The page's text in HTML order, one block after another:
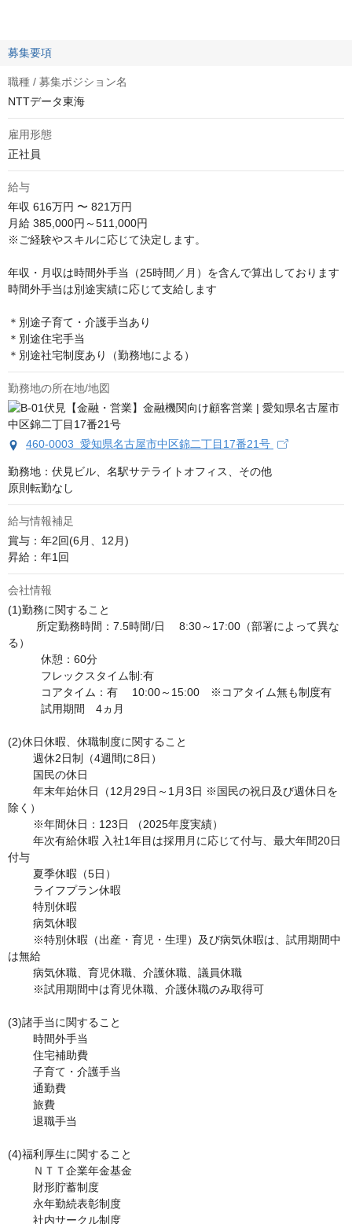
募集要項
職種 / 募集ポジション名
NTTデータ東海
雇用形態
正社員
給与
年収 616万円 〜 821万円
月給 385,000円～511,000円
※ご経験やスキルに応じて決定します。
年収・月収は時間外手当（25時間／月）を含んで算出しております
時間外手当は別途実績に応じて支給します
＊別途子育て・介護手当あり
＊別途住宅手当
＊別途社宅制度あり（勤務地による）
勤務地の所在地/地図
460-0003 愛知県名古屋市中区錦二丁目17番21号
勤務地：伏見ビル、名駅サテライトオフィス、その他
原則転勤なし
給与情報補足
賞与：年2回(6月、12月)
昇給：年1回
会社情報
(1)勤務に関すること
る）
休憩：60分
フレックスタイム制:有
コアタイム：有　 10:00～15:00　※コアタイム無も制度有
試用期間　4ヵ月
(2)休日休暇、休職制度に関すること
除く）
付与
は無給
(3)諸手当に関すること
(4)福利厚生に関すること